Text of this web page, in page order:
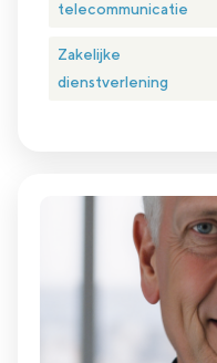
telecommunicatie
Zakelijke
dienstverlening